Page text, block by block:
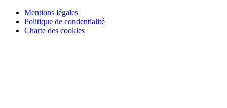
Mentions légales
Politique de condentialité
Charte des cookies